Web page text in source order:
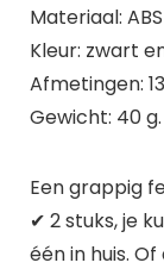
Materiaal:
Kleur: zwart
Afmetingen:
Gewicht: 40
Een grappig
✔ 2 stuks, je
één in huis.